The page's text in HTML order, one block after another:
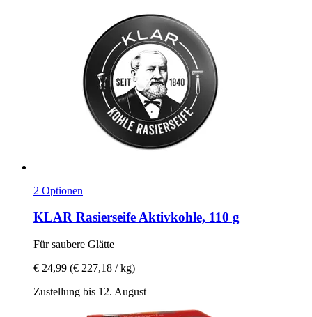
2 Optionen
KLAR Rasierseife Aktivkohle, 110 g
Für saubere Glätte
€ 24,99 (€ 227,18 / kg)
Zustellung bis 12. August